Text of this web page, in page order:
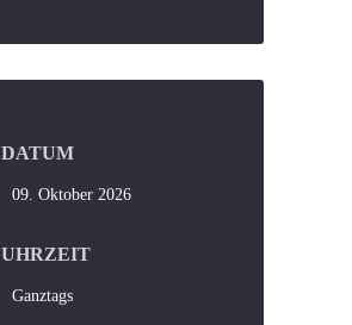
DATUM
09. Oktober 2026
UHRZEIT
Ganztags